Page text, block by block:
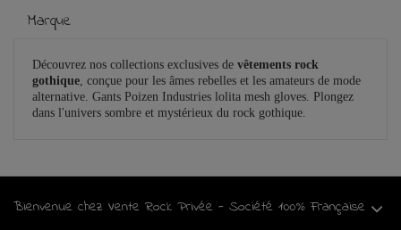
Marque
Découvrez nos collections exclusives de vêtements rock
gothique, conçue pour les âmes rebelles et les amateurs de mode
alternative. Gants Poizen Industries lolita mesh gloves. Plongez
dans l'univers sombre et mystérieux du rock gothique.
Bienvenue chez Vente Rock Privée - Société 100% Française